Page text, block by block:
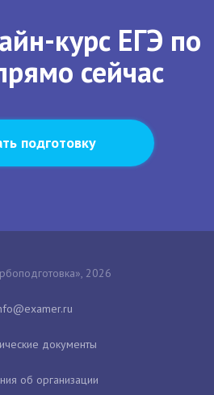
курс ЕГЭ по
сейчас
подготовку
2026
документы
об организации